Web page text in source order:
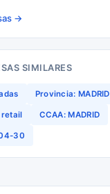
→
SIMILARES
Provincia: MADRID
retail CCAA: MADRID
30